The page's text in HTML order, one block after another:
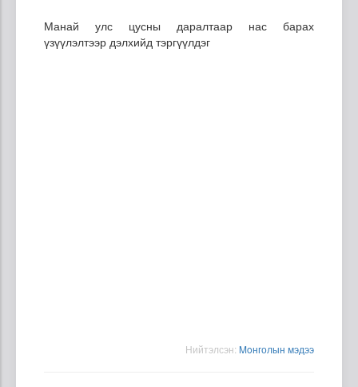
Манай улс цусны даралтаар нас барах
үзүүлэлтээр дэлхийд тэргүүлдэг
Нийтэлсэн: Moнголын мэдээ